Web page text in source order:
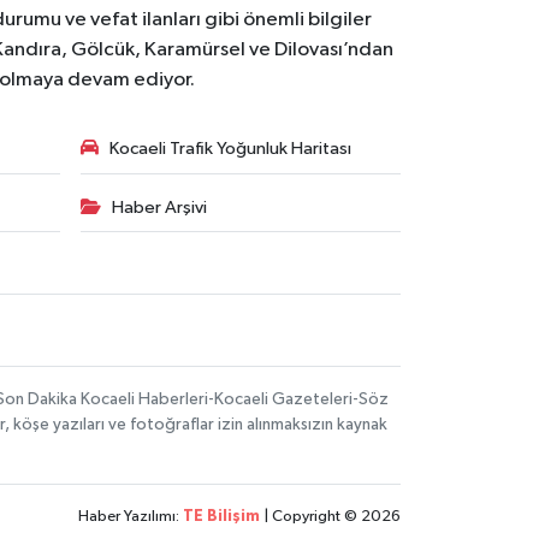
ve vefat ilanları gibi önemli bilgiler
Gölcük, Karamürsel ve Dilovası’ndan
devam ediyor.
Kocaeli Trafik Yoğunluk Haritası
Haber Arşivi
Dakika Kocaeli Haberleri-Kocaeli Gazeteleri-Söz
yazıları ve fotoğraflar izin alınmaksızın kaynak
Haber Yazılımı: TE Bilişim | Copyright © 2026